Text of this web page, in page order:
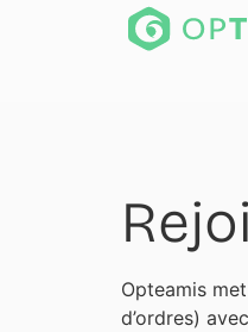
Opteamis
d’ordres)